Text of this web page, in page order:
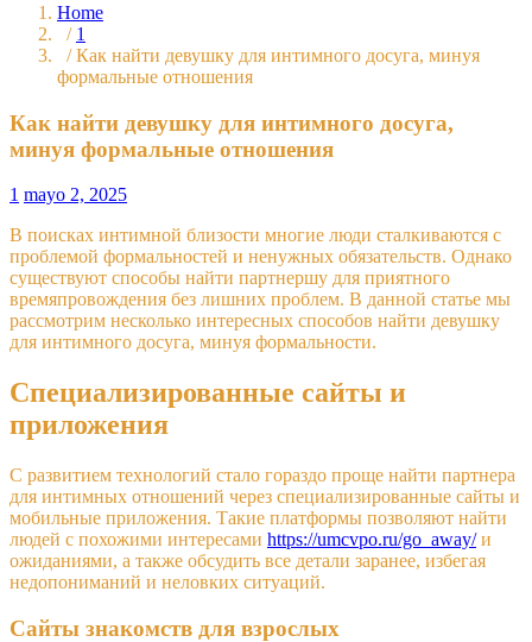
Home
/ 1
/ Как найти девушку для интимного досуга, минуя
формальные отношения
Как найти девушку для интимного досуга,
минуя формальные отношения
1 mayo 2, 2025
В поисках интимной близости многие люди сталкиваются с
проблемой формальностей и ненужных обязательств. Однако
существуют способы найти партнершу для приятного
времяпровождения без лишних проблем. В данной статье мы
рассмотрим несколько интересных способов найти девушку
для интимного досуга, минуя формальности.
Специализированные сайты и
приложения
С развитием технологий стало гораздо проще найти партнера
для интимных отношений через специализированные сайты и
мобильные приложения. Такие платформы позволяют найти
людей с похожими интересами https://umcvpo.ru/go_away/и
ожиданиями, а также обсудить все детали заранее, избегая
недопониманий и неловких ситуаций.
Сайты знакомств для взрослых